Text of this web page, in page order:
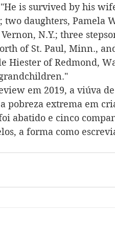
He is survived by his
two daughters, Pamela
N.Y.; three
of St. Paul, Minn.,
Hiester of Redmond,
em 2019, a viúva
pobreza extrema em
abatido e cinco
a forma como